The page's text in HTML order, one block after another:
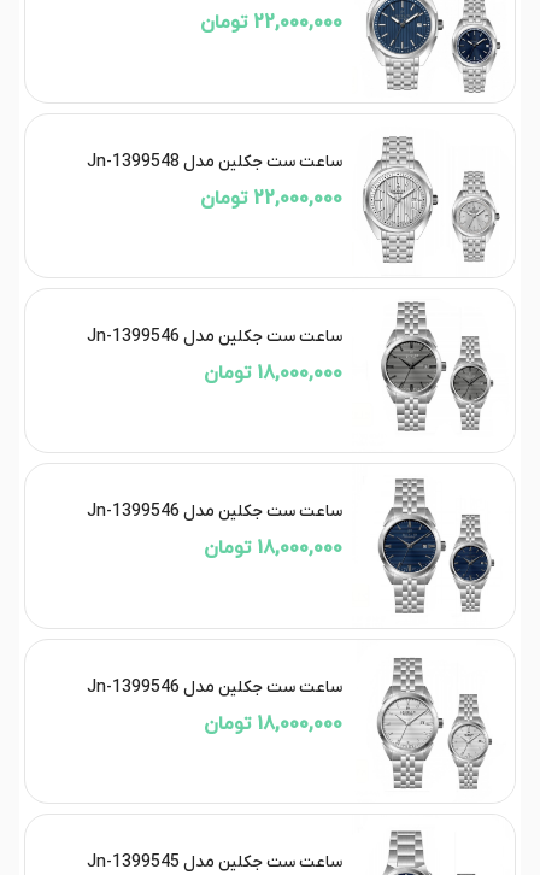
22,000,000 تومان
ساعت ست جکلین مدل Jn-1399548
22,000,000 تومان
ساعت ست جکلین مدل Jn-1399546
18,000,000 تومان
ساعت ست جکلین مدل Jn-1399546
18,000,000 تومان
ساعت ست جکلین مدل Jn-1399546
18,000,000 تومان
ساعت ست جکلین مدل Jn-1399545